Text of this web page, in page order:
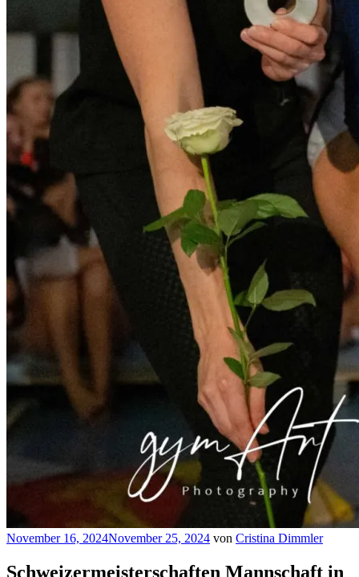
Veröffentlicht
November 16, 2024November 25, 2024 von Cristina Dimmler
Schweizermeisterschaften Mannschaft in